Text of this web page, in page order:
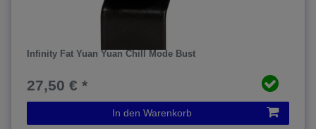
Infinity Fat Yuan Yuan Chill Mode Bust
27,50 € *
In den Warenkorb